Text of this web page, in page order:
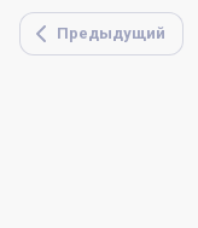
Предыдущий